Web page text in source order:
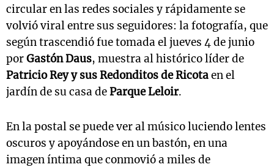
circular en las redes sociales y rápidamente se
volvió viral entre sus seguidores: la fotografía, que
según trascendió fue tomada el jueves 4 de junio
porGastón Daus, muestra al histórico líder de
Patricio Rey y sus Redonditos de Ricotaen el
jardín de su casa deParque Leloir.
En la postal se puede ver al músico luciendo lentes
oscuros y apoyándose en un bastón, en una
imagen íntima que conmovió a miles de